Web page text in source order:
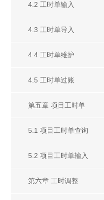
4.2 工时单输入
4.3 工时单导入
4.4 工时单维护
4.5 工时单过账
第五章 项目工时单
5.1 项目工时单查询
5.2 项目工时单输入
第六章 工时调整